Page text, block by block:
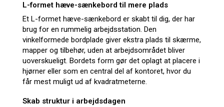
L-formet hæve-sænkebord til mere plads
Et L-formet hæve-sænkebord er skabt til dig, der har
brug for en rummelig arbejdsstation. Den
vinkelformede bordplade giver ekstra plads til skærme,
mapper og tilbehør, uden at arbejdsområdet bliver
uoverskueligt. Bordets form gør det oplagt at placere i
hjørner eller som en central del af kontoret, hvor du
får mest muligt ud af kvadratmeterne.
Skab struktur i arbejdsdagen